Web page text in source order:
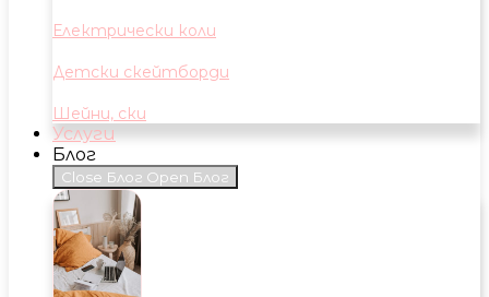
Електрически коли
Детски скейтборди
Шейни, ски
Услуги
Блог
Close Блог Open Блог